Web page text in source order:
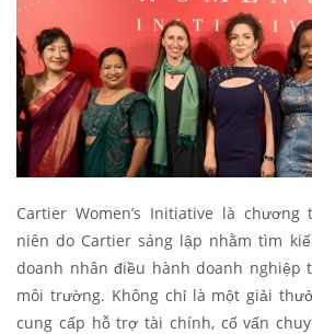
Cartier Women’s Initiative là
niên do Cartier sáng lập nhằm tìm
doanh nhân điều hành doanh nghiệp
môi trường. Không chỉ là một giải
cung cấp hỗ trợ tài chính, cố vấn